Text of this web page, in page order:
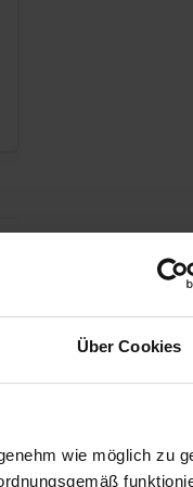
Über Cookies
wie möglich zu